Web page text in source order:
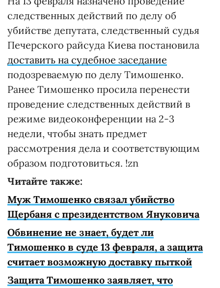
следственных действий по делу об
убийстве депутата, следственный судья
Печерского райсуда Киева постановила
доставить на судебное заседание
подозреваемую по делу Тимошенко.
Ранее Тимошенко просила перенести
проведение следственных действий в
режиме видеоконференции на 2-3
недели, чтобы знать предмет
рассмотрения дела и соответствующим
образом подготовиться. !zn
Читайте также:
Муж Тимошенко связал убийство
Щербаня с президентством Януковича
Обвинение не знает, будет ли
Тимошенко в суде 13 февраля, а защита
считает возможную доставку пыткой
Защита Тимошенко заявляет, что